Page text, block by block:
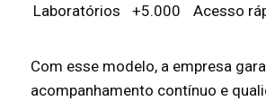
Laboratórios
+5.000 Acesso
Com esse modelo, a empresa
acompanhamento contínuo e